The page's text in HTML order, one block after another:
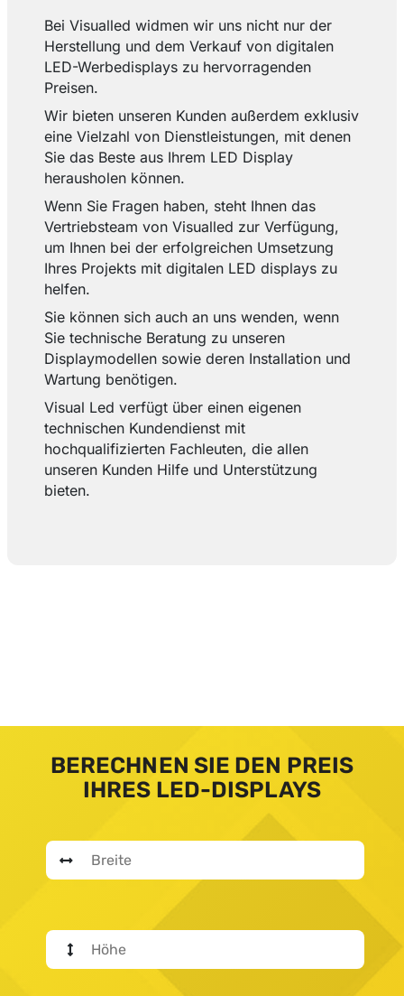
Bei Visualled widmen wir uns nicht nur der
Herstellung und dem Verkauf von digitalen
LED-Werbedisplays zu hervorragenden
Preisen.
Wir bieten unseren Kunden außerdem exklusiv
eine Vielzahl von Dienstleistungen, mit denen
Sie das Beste aus Ihrem LED Display
herausholen können.
Wenn Sie Fragen haben, steht Ihnen das
Vertriebsteam von Visualled zur Verfügung,
um Ihnen bei der erfolgreichen Umsetzung
Ihres Projekts mit digitalen LED displays zu
helfen.
Sie können sich auch an uns wenden, wenn
Sie technische Beratung zu unseren
Displaymodellen sowie deren Installation und
Wartung benötigen.
Visual Led verfügt über einen eigenen
technischen Kundendienst mit
hochqualifizierten Fachleuten, die allen
unseren Kunden Hilfe und Unterstützung
bieten.
BERECHNEN SIE DEN PREIS
IHRES LED-DISPLAYS